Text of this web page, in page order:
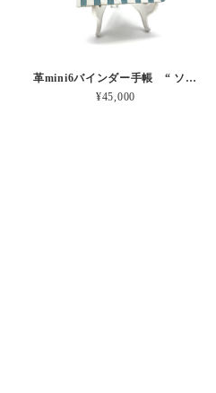
革mini6バインダー手帳 “ ソーダ・セサミシェイク 昼下がりのお茶会” 本革
¥45,000